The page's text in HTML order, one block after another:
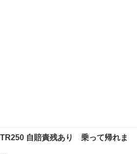
自賠責残あり 乗って帰れま